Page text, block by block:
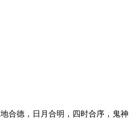
合德，日月合明，四时合序，鬼神